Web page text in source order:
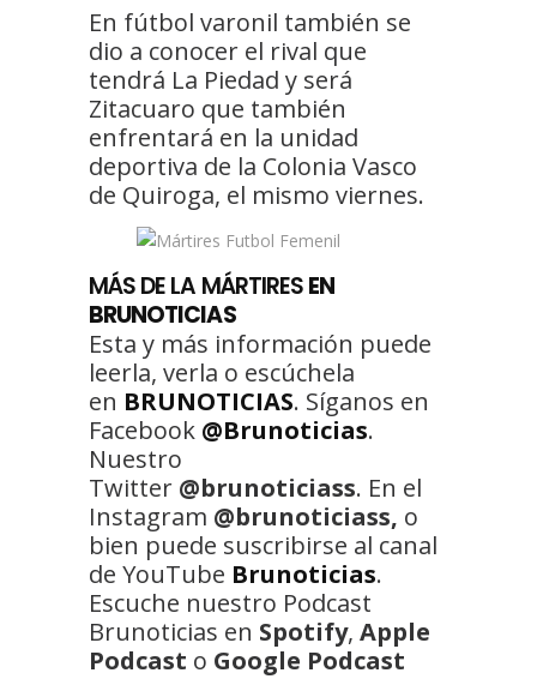
En fútbol varonil también se
dio a conocer el rival que
tendrá La Piedad y será
Zitacuaro que también
enfrentará en la unidad
deportiva de la Colonia Vasco
de Quiroga, el mismo viernes.
MÁSDE LA MÁRTIRESEN
BRUNOTICIAS
Esta y más información puede
leerla, verla o escúchela
en BRUNOTICIAS. Síganos en
Facebook @Brunoticias.
Nuestro
Twitter @brunoticiass. En el
Instagram @brunoticiass, o
bien puede suscribirse al canal
de YouTube Brunoticias.
Escuche nuestro Podcast
Brunoticias en Spotify, Apple
Podcast o Google Podcast